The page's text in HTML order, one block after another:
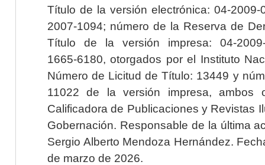
Título de la versión electrónica: 04-2009-
2007-1094; número de la Reserva de
Título de la versión impresa: 04-2009-
1665-6180, otorgados por el Instituto
Número de Licitud de Título: 13449 y
11022 de la versión impresa, ambos
Calificadora de Publicaciones y Revistas
Gobernación. Responsable de la última
Sergio Alberto Mendoza Hernández.
de marzo de 2026.